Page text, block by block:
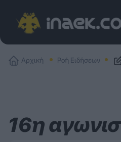
Αρχική Ροή Ειδήσεων
16η